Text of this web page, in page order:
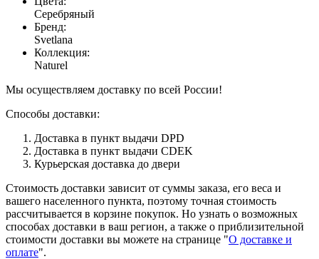
Серебряный
Бренд:
Svetlana
Коллекция:
Naturel
Мы осуществляем доставку по всей России!
Способы доставки:
Доставка в пункт выдачи DPD
Доставка в пункт выдачи CDEK
Курьерская доставка до двери
Стоимость доставки зависит от суммы заказа, его веса и
вашего населенного пункта, поэтому точная стоимость
рассчитывается в корзине покупок. Но узнать о возможных
способах доставки в ваш регион, а также о приблизительной
стоимости доставки вы можете на странице "О доставке и
оплате".